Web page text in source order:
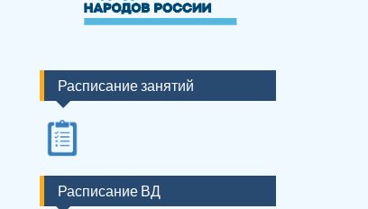
Расписание занятий
Расписание ВД